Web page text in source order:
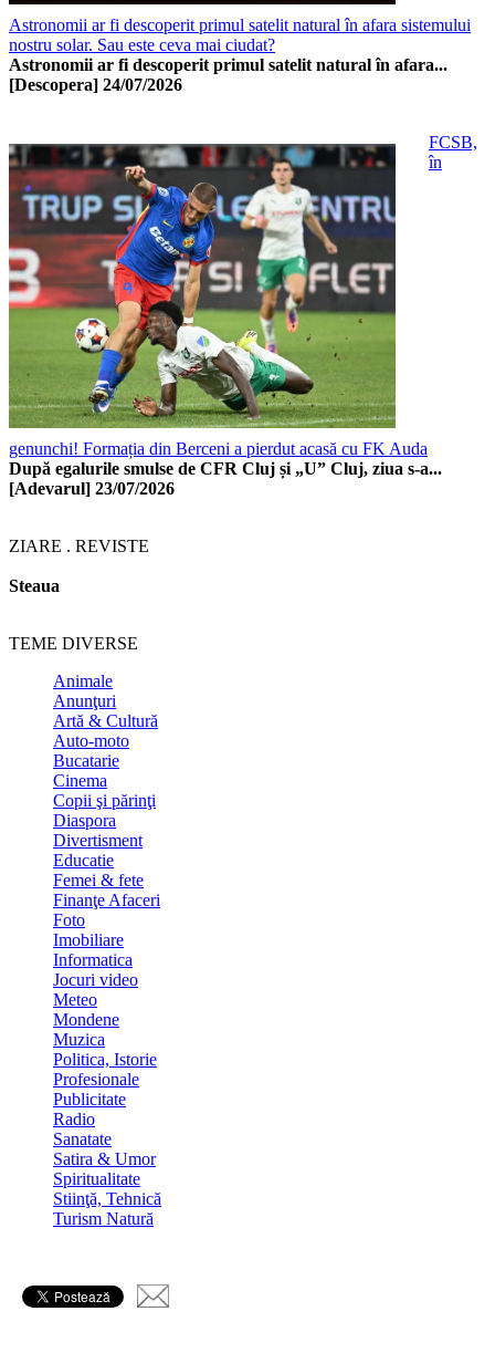
Astronomii ar fi descoperit primul satelit natural în afara sistemului
nostru solar. Sau este ceva mai ciudat?
Astronomii ar fi descoperit primul satelit natural în afara...
[Descopera] 24/07/2026
FCSB,
în
genunchi! Formația din Berceni a pierdut acasă cu FK Auda
După egalurile smulse de CFR Cluj și „U” Cluj, ziua s-a...
[Adevarul] 23/07/2026
ZIARE . REVISTE
Steaua
TEME DIVERSE
Animale
Anunţuri
Artă & Cultură
Auto-moto
Bucatarie
Cinema
Copii şi părinţi
Diaspora
Divertisment
Educatie
Femei & fete
Finanţe Afaceri
Foto
Imobiliare
Informatica
Jocuri video
Meteo
Mondene
Muzica
Politica, Istorie
Profesionale
Publicitate
Radio
Sanatate
Satira & Umor
Spiritualitate
Stiinţă, Tehnică
Turism Natură